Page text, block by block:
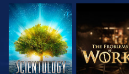
シリーズを探求 シリーズを探求